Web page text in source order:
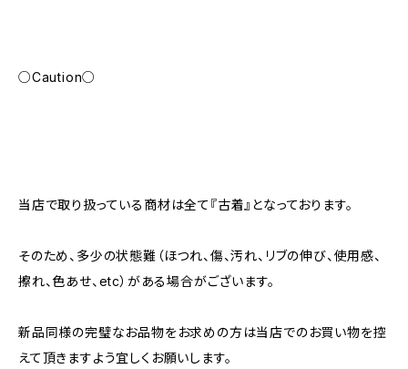
○Caution○
当店で取り扱っている商材は全て『古着』となっております。
そのため、多少の状態難（ほつれ、傷、汚れ、リブの伸び、使用感、
擦れ、色あせ、etc）がある場合がございます。
新品同様の完璧なお品物をお求めの方は当店でのお買い物を控
えて頂きますよう宜しくお願いします。